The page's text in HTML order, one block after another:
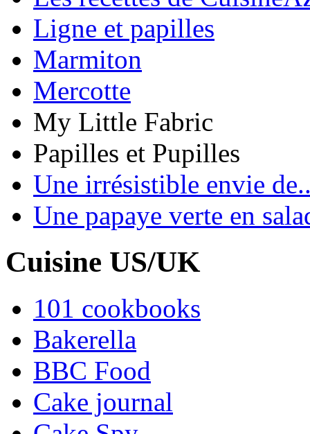
Ligne et papilles
Marmiton
Mercotte
My Little Fabric
Papilles et Pupilles
Une irrésistible envie
Une papaye verte en
Cuisine US/UK
101 cookbooks
Bakerella
BBC Food
Cake journal